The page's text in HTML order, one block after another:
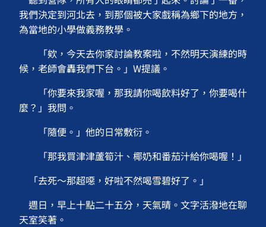
我們決定到河北去，到那個被大家戲稱為鄉下的地方，
為當地的小學做義務教學。
「欸，今天去你家討論教案啦，不然明天演練的時
候，老師會轟我們下台。」W提議。
「你要來我家喔，那我請你喝飲料好了，你要喝什
麼？」我問。
「隨便。」他的日常敷衍。
「那我買津津蘆筍汁、椰奶和番茄汁給你喝喔！」
「去死～那超噁，好啦不然喝雪碧好了。」
週日，早上十點二十五分，天氣晴。文字活潑地在聊
天室笑著。